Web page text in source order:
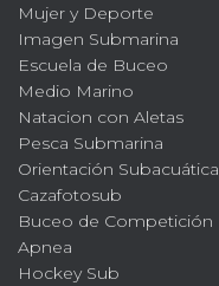
Mujer y Deporte
Imagen Submarina
Escuela de Buceo
Medio Marino
Natacion con Aletas
Pesca Submarina
Orientación Subacuática
Cazafotosub
Buceo de Competición
Apnea
Hockey Sub